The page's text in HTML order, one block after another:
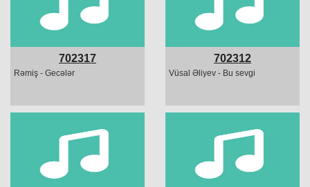
702317
Rəmiş - Gecələr
702312
Vüsal Əliyev - Bu sevgi